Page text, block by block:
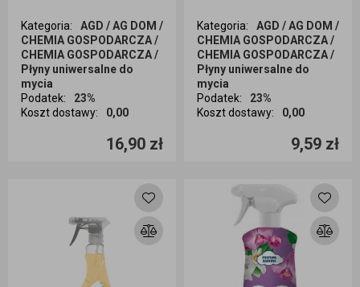
Kategoria:
AGD / AG DOM /
CHEMIA GOSPODARCZA /
CHEMIA GOSPODARCZA /
Płyny uniwersalne do
mycia
Podatek:
23%
Koszt dostawy: 0,00
16,90 zł
Ilość sztuk
Kategoria:
AGD / AG DOM /
CHEMIA GOSPODARCZA /
CHEMIA GOSPODARCZA /
Płyny uniwersalne do
mycia
Podatek:
23%
Koszt dostawy: 0,00
9,59 zł
Ilość sztuk